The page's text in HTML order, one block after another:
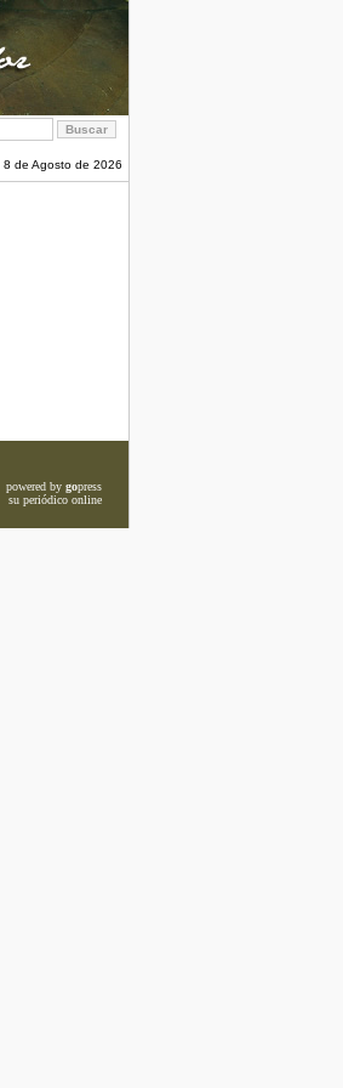
, 8 de Agosto de 2026
powered by gopress
su periódico online